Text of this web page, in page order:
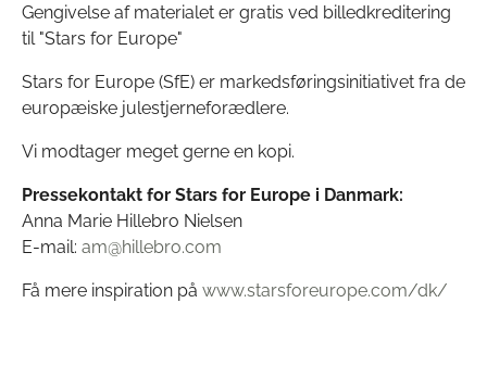
Gengivelse af materialet er gratis ved billedkreditering
til "Stars for Europe"
Stars for Europe (SfE) er markedsføringsinitiativet fra de
europæiske julestjerneforædlere.
Vi modtager meget gerne en kopi.
Pressekontakt for Stars for Europe i Danmark:
Anna Marie Hillebro Nielsen
E-mail: am@hillebro.com
Få mere inspiration på www.starsforeurope.com/dk/